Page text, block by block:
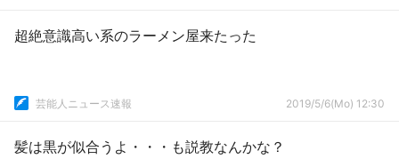
超絶意識高い系のラーメン屋来たった
芸能人ニュース速報 2019/5/6(Mo) 12:30
髪は黒が似合うよ・・・も説教なんかな？